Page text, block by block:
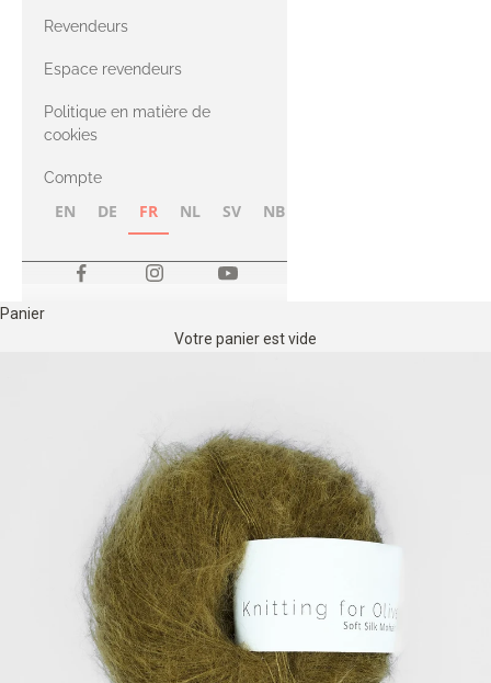
Compatible
avec le fil Merino
avec le fil Heavy
Revendeurs
Espace revendeurs
Politique en matière de
cookies
Compte
EN DE FR NL SV NB
Panier
Votre panier est vide